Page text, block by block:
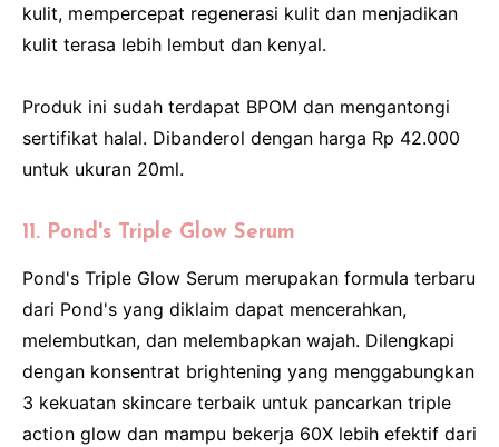
kulit, mempercepat regenerasi kulit dan menjadikan
kulit terasa lebih lembut dan kenyal.
Produk ini sudah terdapat BPOM dan mengantongi
sertifikat halal. Dibanderol dengan harga Rp 42.000
untuk ukuran 20ml.
11. Pond's Triple Glow Serum
Pond's Triple Glow Serum merupakan formula terbaru
dari Pond's yang diklaim dapat mencerahkan,
melembutkan, dan melembapkan wajah. Dilengkapi
dengan konsentrat brightening yang menggabungkan
3 kekuatan skincare terbaik untuk pancarkan triple
action glow dan mampu bekerja 60X lebih efektif dari